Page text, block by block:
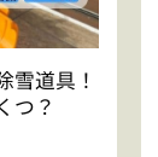
雪道具！
つ？